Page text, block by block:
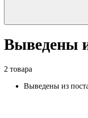
Выведены
2 товара
Выведены из